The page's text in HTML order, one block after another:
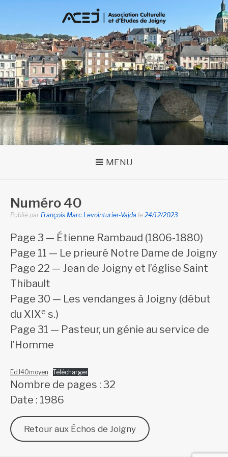
MENU
Numéro 40
Publié par François Marc Levointurier-Vajda le 24/12/2023
Page 3 — Étienne Rambaud (1806-1880)
Page 11 — Le prieuré Notre Dame de Joigny
Page 22 — Jean de Joigny et l’église Saint
Thibault
Page 30 — Les vendanges à Joigny (début
du XIXe s.)
Page 31 — Pasteur, un génie au service de
l’Homme
EdJ40moyen Télécharger
Nombre de pages : 32
Date : 1986
Retour aux Échos de Joigny